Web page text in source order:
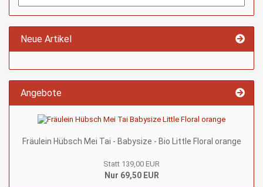
Neue Artikel
Angebote
Fräulein Hübsch Mei Tai - Babysize - Bio Little Floral orange
Statt 139,00 EUR
Nur 69,50 EUR